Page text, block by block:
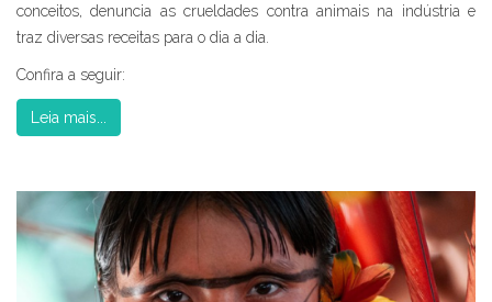
conceitos, denuncia as crueldades contra animais na indústria e
traz diversas receitas para o dia a dia.
Confira a seguir:
Leia mais...